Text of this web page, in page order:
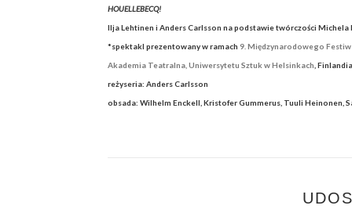
HOUELLEBECQ!
Ilja Lehtinen i Anders Carlsson na podstawie twórczości Michela
*spektakl prezentowany w ramach 9. Międzynarodowego
Akademia Teatralna, Uniwersytetu Sztuk w Helsinkach , Finlandia
reżyseria: Anders Carlsson
obsada: Wilhelm Enckell, Kristofer Gummerus, Tuuli Heinonen,